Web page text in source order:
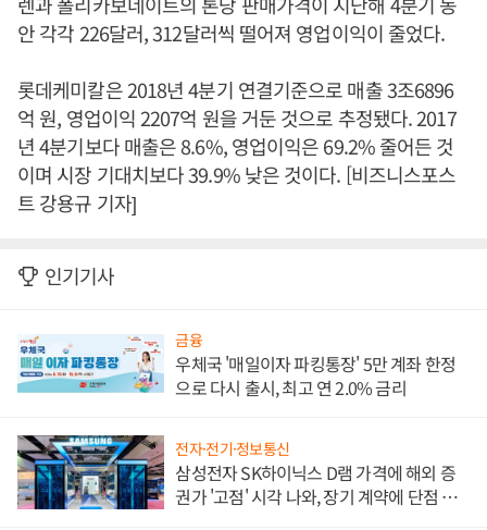
안 각각 226달러, 312달러씩 떨어져 영업이익이 줄었다.
롯데케미칼은 2018년 4분기 연결기준으로 매출 3조6896
억 원, 영업이익 2207억 원을 거둔 것으로 추정됐다. 2017
년 4분기보다 매출은 8.6%, 영업이익은 69.2% 줄어든 것
이며 시장 기대치보다 39.9% 낮은 것이다. [비즈니스포스
트 강용규 기자]
인기기사
금융
우체국 '매일이자 파킹통장' 5만 계좌 한정
으로 다시 출시, 최고 연 2.0% 금리
전자·전기·정보통신
삼성전자 SK하이닉스 D램 가격에 해외 증
권가 '고점' 시각 나와, 장기 계약에 단점 부